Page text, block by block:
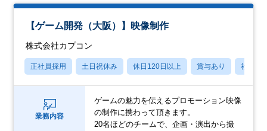
【ゲーム開発（大阪）】映像制作
株式会社カプコン
正社員採用 土日祝休み 休日120日以上 賞与あり 社宅・
業務内容
ゲームの魅力を伝えるプロモーション映像
の制作に携わって頂きます。
20名ほどのチームで、企画・演出から撮